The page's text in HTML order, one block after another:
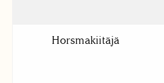
Horsmakiitäjä